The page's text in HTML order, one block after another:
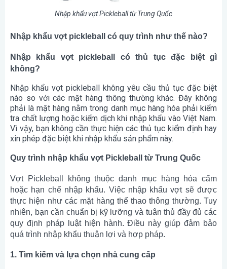
Nhập khẩu vợt Pickleball từ Trung Quốc
Nhập khẩu vợt pickleball có quy trình như thế nào?
Nhập khẩu vợt pickleball có thủ tục đặc biệt gì
không?
Nhập khẩu vợt pickleball không yêu cầu thủ tục đặc biệt
nào so với các mặt hàng thông thường khác. Đây không
phải là mặt hàng nằm trong danh mục hàng hóa phải kiểm
tra chất lượng hoặc kiểm dịch khi nhập khẩu vào Việt Nam.
Vì vậy, bạn không cần thực hiện các thủ tục kiểm định hay
xin phép đặc biệt khi nhập khẩu sản phẩm này.
Quy trình nhập khẩu vợt Pickleball từ Trung Quốc
Vợt Pickleball không thuộc danh mục hàng hóa cấm
hoặc hạn chế nhập khẩu. Việc nhập khẩu vợt sẽ được
thực hiện như các mặt hàng thể thao thông thường. Tuy
nhiên, bạn cần chuẩn bị kỹ lưỡng và tuân thủ đầy đủ các
quy định pháp luật hiện hành. Điều này giúp đảm bảo
quá trình nhập khẩu thuận lợi và hợp pháp.
1. Tìm kiếm và lựa chọn nhà cung cấp